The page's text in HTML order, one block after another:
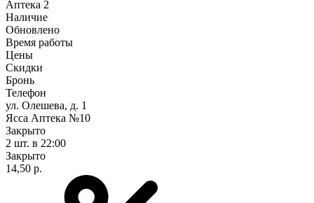
Аптека 2
Наличие
Обновлено
Время работы
Цены
Скидки
Бронь
Телефон
ул. Олешева, д. 1
Ясса Аптека №10
Закрыто
2 шт. в 22:00
Закрыто
14,50 р.